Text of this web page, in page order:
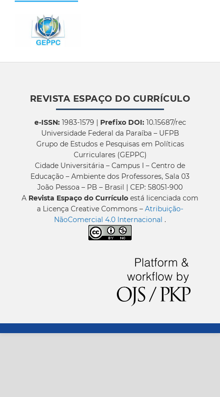
REVISTA ESPAÇO DO CURRÍCULO
e-ISSN:1983-1579 | Prefixo DOI:10.15687/rec
Universidade Federal da Paraíba – UFPB
Grupo de Estudos e Pesquisas em Políticas
Curriculares (GEPPC)
Cidade Universitária – Campus I – Centro de
Educação – Ambiente dos Professores, Sala 03
João Pessoa – PB – Brasil | CEP: 58051-900
A Revista Espaço do Currículo está licenciada com
a Licença Creative Commons – Atribuição-
NãoComercial 4.0 Internacional .